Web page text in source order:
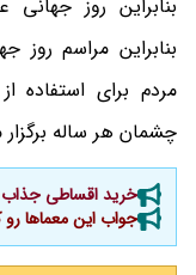
بنابراین روز
بنابراین مراسم روز
مردم برای استفاده
چشمان هر ساله
خرید اقساطی
جواب این معماها